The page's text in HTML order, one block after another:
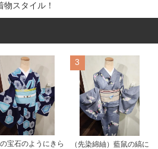
スタイル！
宝石のようにきら
3
（先染綿紬）藍鼠の縞に